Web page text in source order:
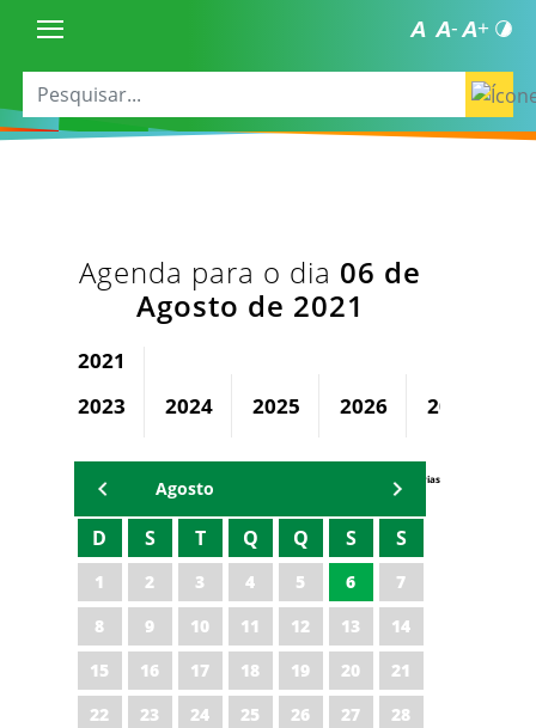
Agenda para o dia 06 de
Agosto de 2021
2021
2023
2024 2025 2026 2027
Agenda Secretárias
Agosto
D S T Q Q S S
1 2 3 4 5 6
7
8
9 10 11 12 13
14
15
16 17 18 19 20
21
22
23 24 25 26 27
28